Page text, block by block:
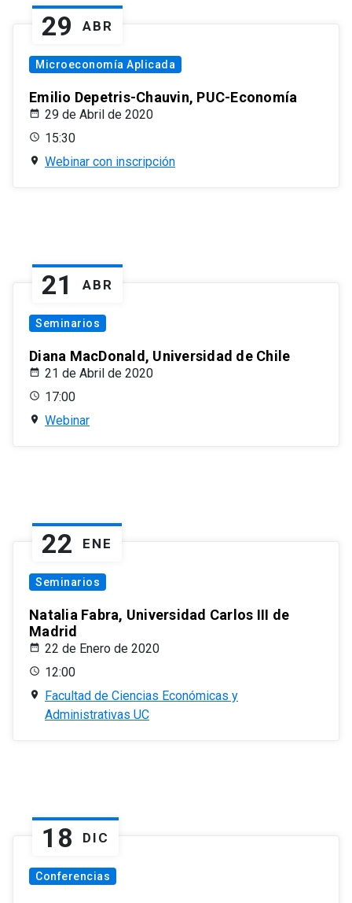
29 ABR
Microeconomía Aplicada
Emilio Depetris-Chauvin, PUC-Economía
29 de Abril de 2020
15:30
Webinar con inscripción
21 ABR
Seminarios
Diana MacDonald, Universidad de Chile
21 de Abril de 2020
17:00
Webinar
22 ENE
Seminarios
Natalia Fabra, Universidad Carlos III de
Madrid
22 de Enero de 2020
12:00
Facultad de Ciencias Económicas y
Administrativas UC
18 DIC
Conferencias